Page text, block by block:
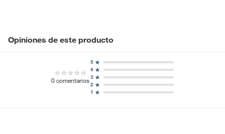
Opiniones de este producto
0comentarios
1
2
3
4
5